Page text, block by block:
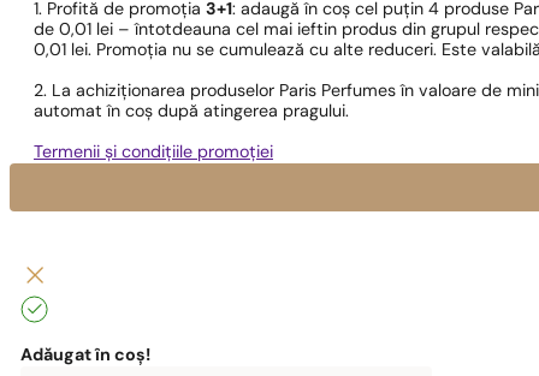
1. Profită de promoția 3+1: adaugă în coș cel puțin 4 produse
de 0,01 lei – întotdeauna cel mai ieftin produs din grupul
0,01 lei. Promoția nu se cumulează cu alte reduceri. Este
2. La achiziționarea produselor Paris Perfumes în valoare de
automat în coș după atingerea pragului.
Termenii și condițiile promoției
Adăugat în coș!